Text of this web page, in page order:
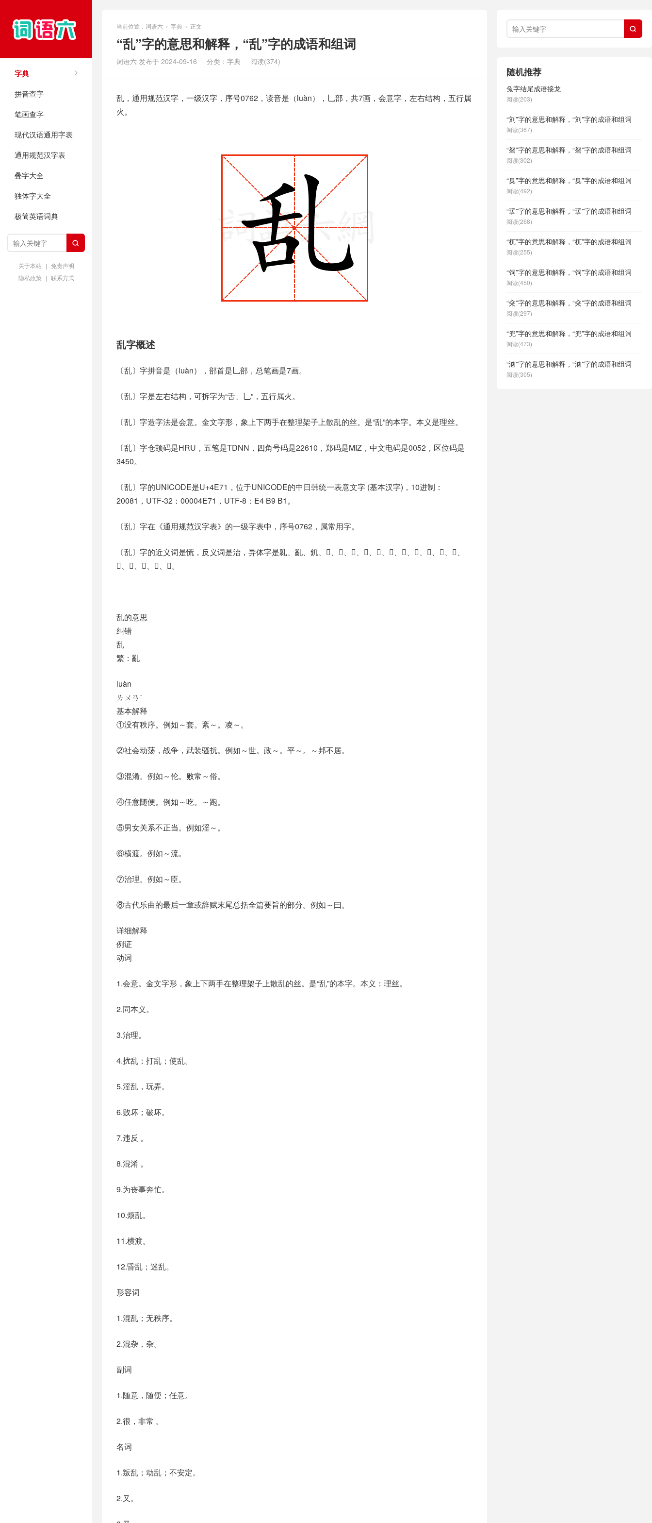
字典
拼音查字
笔画查字
现代汉语通用字表
通用规范汉字表
叠字大全
独体字大全
极简英语词典

关于本站 | 免责声明
隐私政策 | 联系方式
当前位置： 词语六 > 字典 > 正文
“乱”字的意思和解释，“乱”字的成语和组词
词语六 发布于 2024-09-16 分类： 字典 阅读(374)
乱，通用规范汉字，一级汉字，序号0762，读音是（luàn），乚部，共7画，会意字，左右结构，五行属
火。
乱字概述
〔乱〕字拼音是（luàn），部首是乚部，总笔画是7画。
〔乱〕字是左右结构，可拆字为“舌、乚”，五行属火。
〔乱〕字造字法是会意。金文字形，象上下两手在整理架子上散乱的丝。是“乱”的本字。本义是理丝。
〔乱〕字仓颉码是HRU，五笔是TDNN，四角号码是22610，郑码是MIZ，中文电码是0052，区位码是
3450。
〔乱〕字的UNICODE是U+4E71，位于UNICODE的中日韩统一表意文字 (基本汉字)，10进制：
20081，UTF-32：00004E71，UTF-8：E4 B9 B1。
〔乱〕字在《通用规范汉字表》的一级字表中，序号0762，属常用字。
〔乱〕字的近义词是慌，反义词是治，异体字是乿、亂、釠、𠃶、𠃹、𠦸、𠧎、𠧏、𠭟、𠮗、𢿢、𢿮、𢿳、𣀑、
𤔒、𤔔、𤔦、𤔬、𤕅。
乱的意思
纠错
乱
繁：亂
luàn
ㄌㄨㄢˋ
基本解释
①没有秩序。例如～套。紊～。凌～。
②社会动荡，战争，武装骚扰。例如～世。政～。平～。～邦不居。
③混淆。例如～伦。败常～俗。
④任意随便。例如～吃。～跑。
⑤男女关系不正当。例如淫～。
⑥横渡。例如～流。
⑦治理。例如～臣。
⑧古代乐曲的最后一章或辞赋末尾总括全篇要旨的部分。例如～曰。
详细解释
例证
动词
1.会意。金文字形，象上下两手在整理架子上散乱的丝。是“乱”的本字。本义：理丝。
2.同本义。
3.治理。
4.扰乱；打乱；使乱。
5.淫乱，玩弄。
6.败坏；破坏。
7.违反 。
8.混淆 。
9.为丧事奔忙。
10.烦乱。
11.横渡。
12.昏乱；迷乱。
形容词
1.混乱；无秩序。
2.混杂，杂。
副词
1.随意，随便；任意。
2.很，非常 。
名词
1.叛乱；动乱；不安定。
2.又。

随机推荐
兔字结尾成语接龙
阅读(203)
“刘”字的意思和解释，“刘”字的成语和组词
阅读(367)
“砮”字的意思和解释，“砮”字的成语和组词
阅读(302)
“臭”字的意思和解释，“臭”字的成语和组词
阅读(492)
“瑗”字的意思和解释，“瑗”字的成语和组词
阅读(268)
“杌”字的意思和解释，“杌”字的成语和组词
阅读(255)
“饲”字的意思和解释，“饲”字的成语和组词
阅读(450)
“籴”字的意思和解释，“籴”字的成语和组词
阅读(297)
“兜”字的意思和解释，“兜”字的成语和组词
阅读(473)
“汹”字的意思和解释，“汹”字的成语和组词
阅读(305)